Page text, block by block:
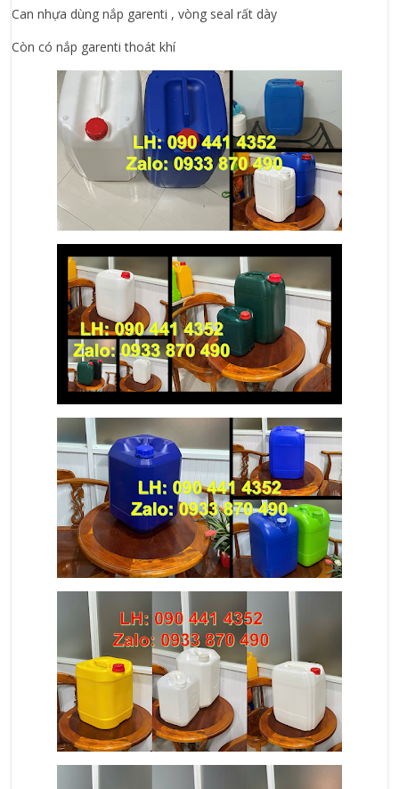
Can nhựa dùng nắp garenti , vòng seal rất dày
Còn có nắp garenti thoát khí